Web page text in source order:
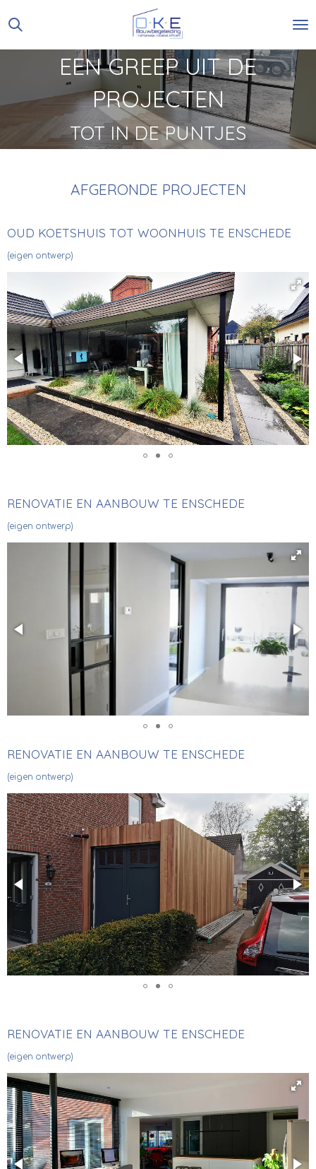
direct
hoofdinhoudEEN GREEP UIT DE
PROJECTEN
TOT IN DE PUNTJES
AFGERONDE PROJECTEN
OUD KOETSHUIS TOT WOONHUIS TE ENSCHEDE
(eigen ontwerp)
RENOVATIE EN AANBOUW TE ENSCHEDE
(eigen ontwerp)
RENOVATIE EN AANBOUW TE ENSCHEDE
(eigen ontwerp)
RENOVATIE EN AANBOUW TE ENSCHEDE
(eigen ontwerp)